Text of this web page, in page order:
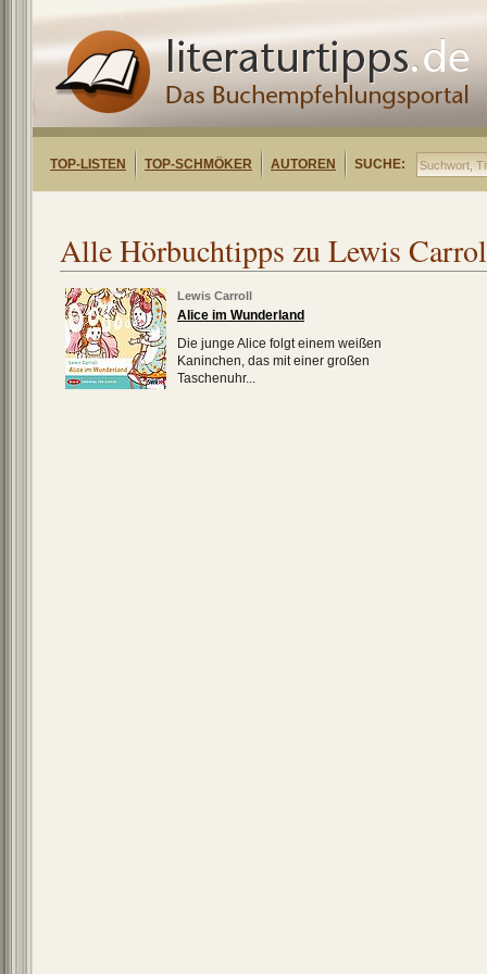
TOP-LISTEN TOP-SCHMÖKER AUTOREN SUCHE:
Alle Hörbuchtipps zu Lewis
Lewis Carroll
Alice im Wunderland
Die junge Alice folgt einem weißen
Kaninchen, das mit einer großen
Taschenuhr...